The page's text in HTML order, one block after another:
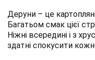
Деруни – це
Багатьом смак цієї
Ніжні всередині і з
здатні спокусити